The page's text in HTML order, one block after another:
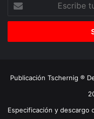
correo
Publicación Tschernig ®
Especificación y descargo